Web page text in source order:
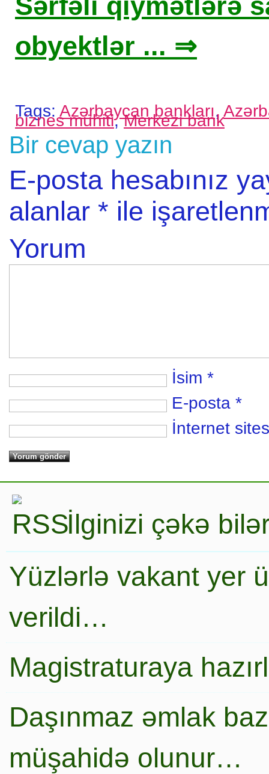
obyektlər ... ⇒
Tags: Azərbaycan bankları,
biznes mühiti,Merkezi bank
Bir cevap yazın
E-posta hesabınız
alanlar * ile
Yorum
İsim *
E-posta *
İnternet
İlginizi çəkə
Yüzlərlə vakant yer
verildi…
Magistraturaya
Daşınmaz əmlak
müşahidə olunur…